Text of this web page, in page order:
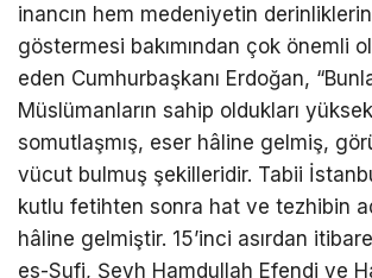
inancın hem medeniyetin
göstermesi bakımından çok önemli
eden Cumhurbaşkanı Erdoğan,
Müslümanların sahip oldukları
somutlaşmış, eser hâline gelmiş,
vücut bulmuş şekilleridir. Tabii
kutlu fetihten sonra hat ve tezhibin
hâline gelmiştir. 15’inci asırdan
es-Sufi, Şeyh Hamdullah Efendi ve